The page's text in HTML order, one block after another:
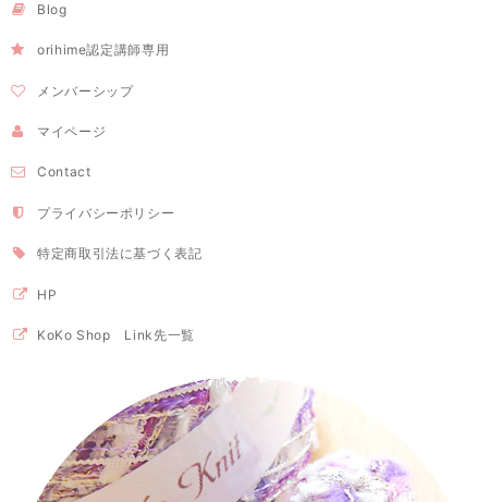
Blog
orihime認定講師専用
メンバーシップ
マイページ
Contact
プライバシーポリシー
特定商取引法に基づく表記
HP
KoKo Shop Link先一覧